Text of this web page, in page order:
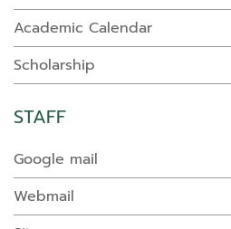
Academic Calendar
Scholarship
STAFF
Google mail
Webmail